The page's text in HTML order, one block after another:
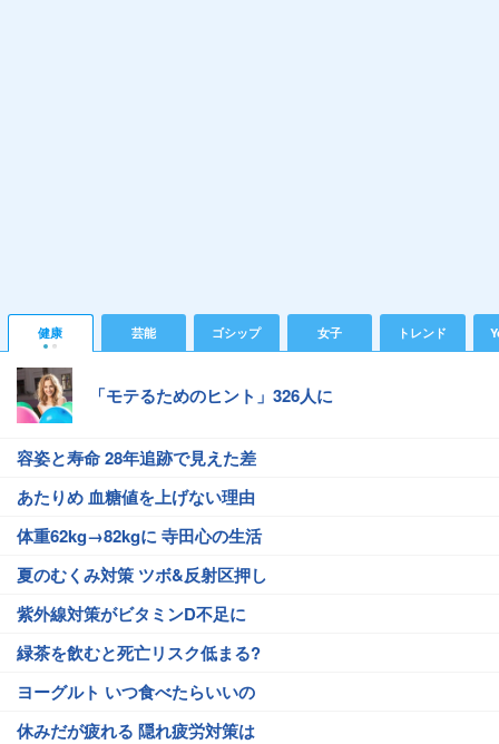
健康 芸能 ゴシップ 女子 トレンド
「モテるためのヒント」326人に
容姿と寿命 28年追跡で見えた差
あたりめ 血糖値を上げない理由
体重62kg→82kgに 寺田心の生活
夏のむくみ対策 ツボ&反射区押し
紫外線対策がビタミンD不足に
緑茶を飲むと死亡リスク低まる?
ヨーグルト いつ食べたらいいの
休みだが疲れる 隠れ疲労対策は